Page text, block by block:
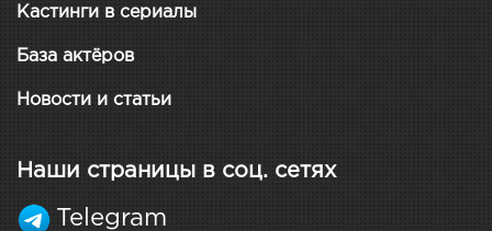
Кастинги в сериалы
База актёров
Новости и статьи
Наши страницы в соц. сетях
Telegram